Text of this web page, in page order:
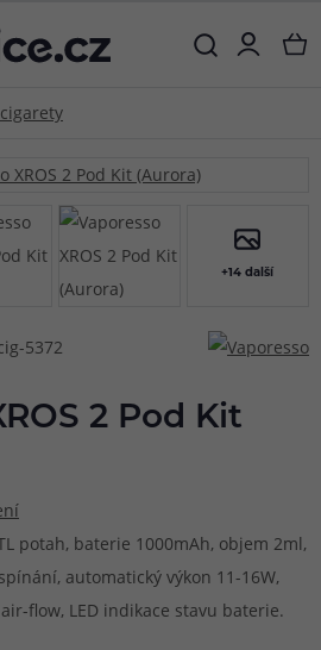
+14 další
5372
2 Pod Kit
potah, baterie 1000mAh, objem 2ml,
automatický výkon 11-16W,
flow, LED indikace stavu baterie.